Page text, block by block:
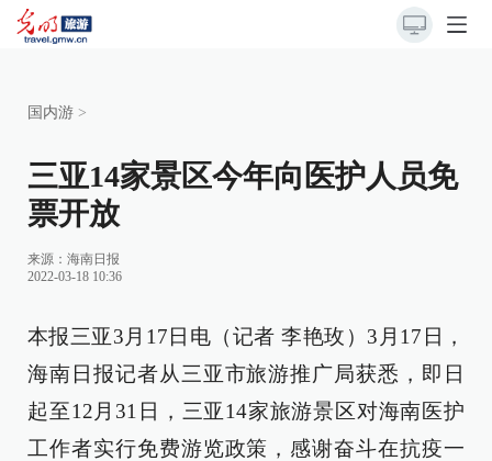
国内游 >
三亚14家景区今年向医护人员免
票开放
来源： 海南日报
2022-03-18 10:36
本报三亚3月17日电（记者 李艳玫）3月17日，
海南日报记者从三亚市旅游推广局获悉，即日
起至12月31日，三亚14家旅游景区对海南医护
工作者实行免费游览政策，感谢奋斗在抗疫一